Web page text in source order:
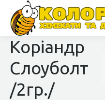
Коріандр
Слоуболт
/2гр./